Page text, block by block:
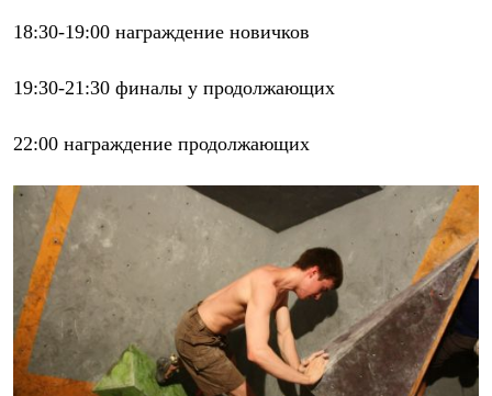
Рубашки
Брюки
Шорты
Утепленная пухом
Брюки
Жилеты
Утепленная синтетикой
Куртки
Брюки
Штормовая одежда
Куртки
Софтшелл одежда
Куртки
Брюки
Лёгкая одежда
18:30-19:00 награждение новичков
19:30-21:30 финалы у продолжающих
22:00 награждение продолжающих